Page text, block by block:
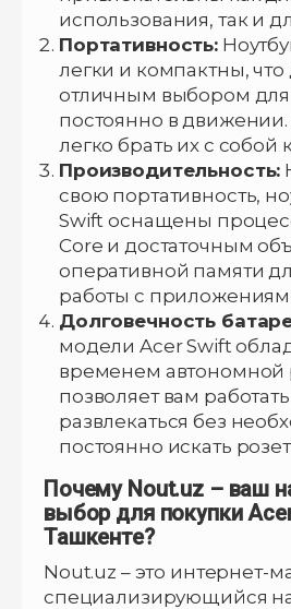
использования, так и
Портативность:
легки и компактны, что
отличным выбором для
постоянно в
легко брать их с собой
Производительность:
свою портативность,
Swift оснащены
Core и достаточным
оперативной памяти
работы с
Долговечность
модели Acer Swift
временем автономной
позволяет вам
развлекаться без
постоянно искать
Почему Nout.uz – ваш
выбор для покупки
Ташкенте?
Nout.uz – это интернет-
специализирующийся